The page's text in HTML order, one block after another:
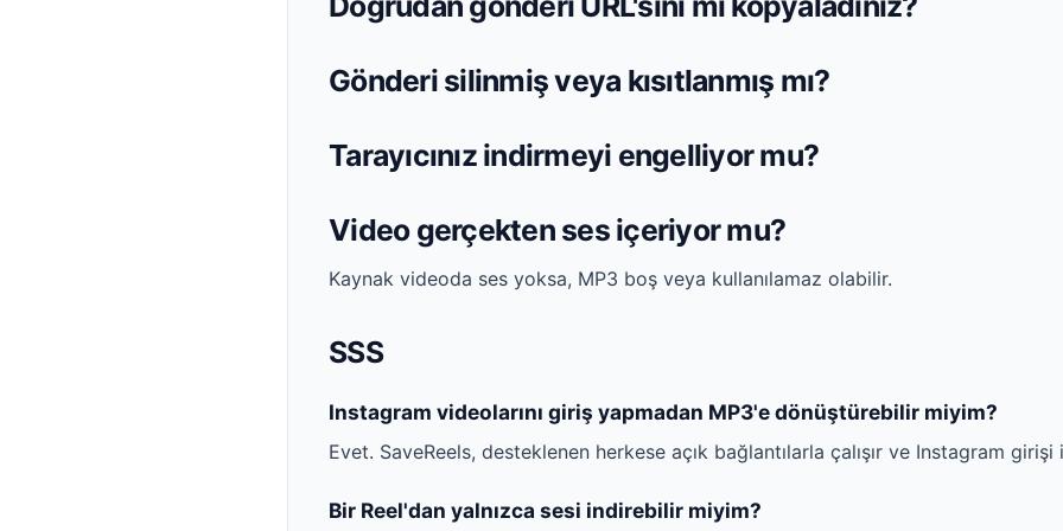
Gönderi silinmiş veya kısıtlanmış mı?
Tarayıcınız indirmeyi engelliyor mu?
Video gerçekten ses içeriyor mu?
Kaynak videoda ses yoksa, MP3 boş veya kullanılamaz olabilir.
SSS
Instagram videolarını giriş yapmadan MP3'e dönüştürebilir miyim?
Evet. SaveReels, desteklenen herkese açık bağlantılarla çalışır ve Instagram girişi
Bir Reel'dan yalnızca sesi indirebilir miyim?